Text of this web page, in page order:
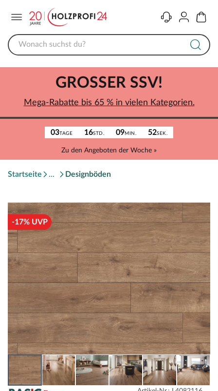
KontaktKonto
03TAGE 16STD. 09MIN. 52SEK.
Zu den Angeboten der Woche »
GROSSER SSV!
Mega-Rabatte bis 65 % in vielen Kategorien.
Startseite Designböden
-17% UVP